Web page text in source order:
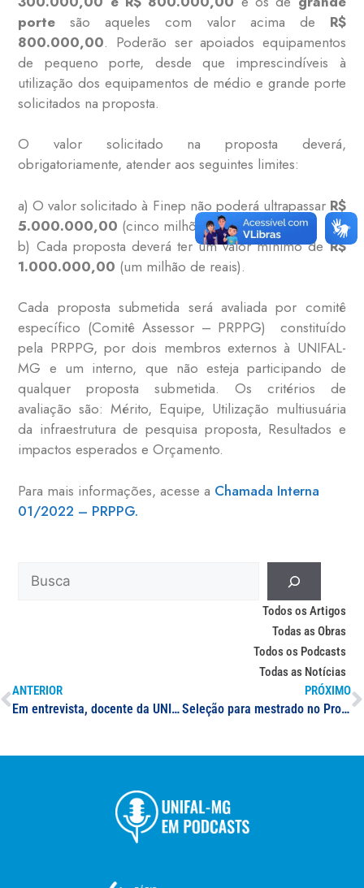
porte são aqueles com valor acima de R$
800.000,00. Poderão ser apoiados equipamentos
de pequeno porte, desde que imprescindíveis à
utilização dos equipamentos de médio e grande porte
solicitados na proposta.
O valor solicitado na proposta deverá,
obrigatoriamente, atender aos seguintes limites:
a) O valor solicitado à Finep não poderá ultrapassar R$
5.000.000,00 (cinco milhões de reais);
b) Cada proposta deverá ter um valor mínimo deR$
1.000.000,00 (um milhão de reais).
Cada proposta submetida será avaliada por comitê
específico (Comitê Assessor – PRPPG) constituído
pela PRPPG, por dois membros externos à UNIFAL-
MG e um interno, que não esteja participando de
qualquer proposta submetida. Os critérios de
avaliação são: Mérito, Equipe, Utilização multiusuária
da infraestrutura de pesquisa proposta, Resultados e
impactos esperados e Orçamento.
Para mais informações, acesse a Chamada Interna
01/2022 – PRPPG.
Todos os Artigos
Todas as Obras
Todos os Podcasts
Todas as Notícias
ANTERIOR
Em entrevista, docente da UNIFAL-MG esclarece informações sobre variante ômicron e vacinação
PRÓXIMO
Seleção para mestrado no Programa de Pós-Graduação em História Ibérica